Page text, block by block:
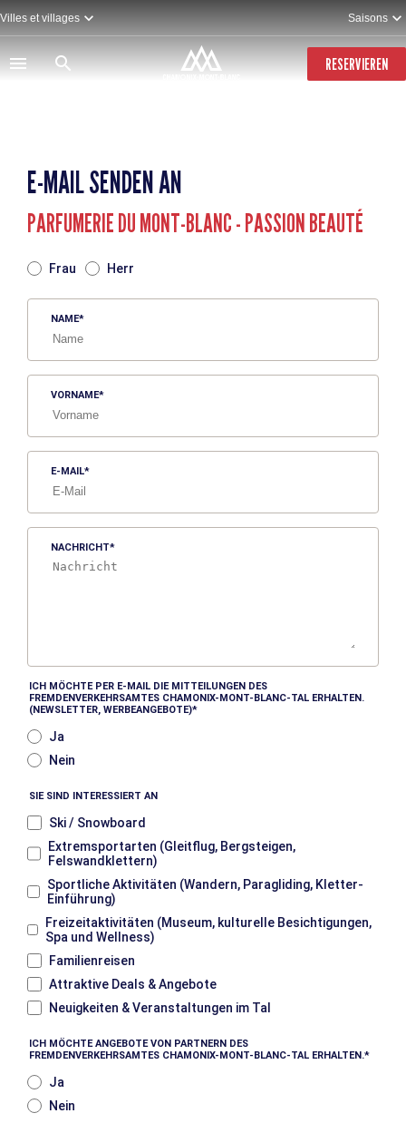
Direkt
zum
Inhalt
Villes et villages Saisons
RESERVIEREN
E-MAIL SENDEN AN
PARFUMERIE DU MONT-BLANC - PASSION BEAUTÉ
Frau Herr
NAME
VORNAME
E-MAIL
NACHRICHT
ICH MÖCHTE PER E-MAIL DIE MITTEILUNGEN DES
FREMDENVERKEHRSAMTES CHAMONIX-MONT-BLANC-TAL ERHALTEN.
(NEWSLETTER, WERBEANGEBOTE)
Ja
Nein
SIE SIND INTERESSIERT AN
Ski / Snowboard
Extremsportarten (Gleitflug, Bergsteigen,
Felswandklettern)
Sportliche Aktivitäten (Wandern, Paragliding, Kletter-
Einführung)
Freizeitaktivitäten (Museum, kulturelle Besichtigungen,
Spa und Wellness)
Familienreisen
Attraktive Deals & Angebote
Neuigkeiten & Veranstaltungen im Tal
ICH MÖCHTE ANGEBOTE VON PARTNERN DES
FREMDENVERKEHRSAMTES CHAMONIX-MONT-BLANC-TAL ERHALTEN.
Ja
Nein